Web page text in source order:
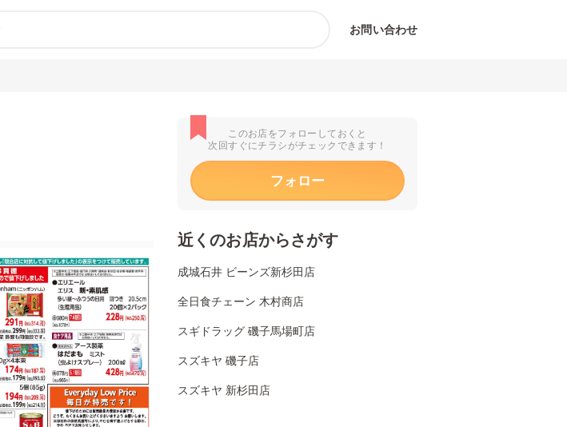
お問い合わせ
このお店をフォローしておくと
次回すぐにチラシがチェックできます！
フォロー
近くのお店からさがす
成城石井 ビーンズ新杉田店
全日食チェーン 木村商店
スギドラッグ 磯子馬場町店
スズキヤ 磯子店
スズキヤ 新杉田店